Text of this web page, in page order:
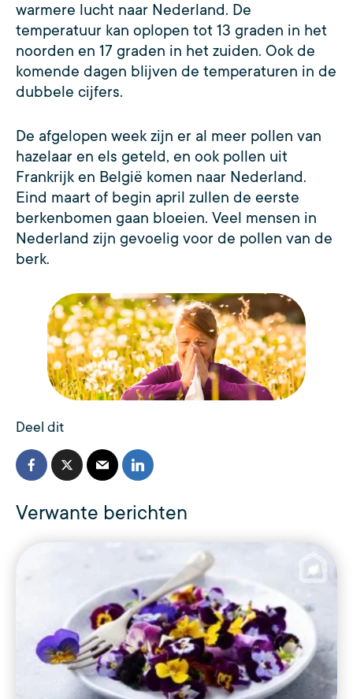
warmere lucht naar Nederland. De
temperatuur kan oplopen tot 13 graden in het
noorden en 17 graden in het zuiden. Ook de
komende dagen blijven de temperaturen in de
dubbele cijfers.
De afgelopen week zijn er al meer pollen van
hazelaar en els geteld, en ook pollen uit
Frankrijk en België komen naar Nederland.
Eind maart of begin april zullen de eerste
berkenbomen gaan bloeien. Veel mensen in
Nederland zijn gevoelig voor de pollen van de
berk.
Deel dit
Verwante berichten